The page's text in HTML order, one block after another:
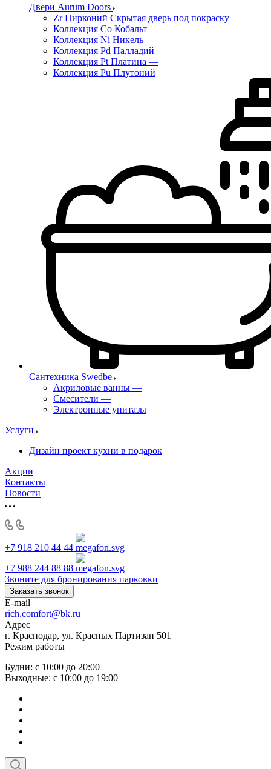
Двери Aurum Doors
Zr Цирконий Скрытая дверь под покраску —
Коллекция Co Кобальт —
Коллекция Ni Никель —
Коллекция Pd Палладий —
Коллекция Pt Платина —
Коллекция Pu Плутоний
Сантехника Swedbe
Акриловые ванны —
Смесители —
Электронные унитазы
Услуги
Дизайн проект кухни в подарок
Акции
Контакты
Новости
+7 918 210 44 44
+7 988 244 88 88
Звоните для бронирования парковки
Заказать звонок
E-mail
rich.comfort@bk.ru
Адрес
г. Краснодар, ул. Красных Партизан 501
Режим работы
Будни: с 10:00 до 20:00
Выходные: с 10:00 до 19:00